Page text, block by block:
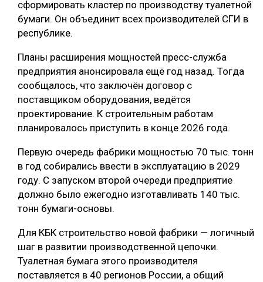
сформировать кластер по производству туалетной
бумаги. Он объединит всех производителей СГИ в
республике.
Планы расширения мощностей пресс-служба
предприятия анонсировала ещё год назад. Тогда
сообщалось, что заключён договор с
поставщиком оборудования, ведётся
проектирование. К строительным работам
планировалось приступить в конце 2026 года.
Первую очередь фабрики мощностью 70 тыс. тонн
в год собирались ввести в эксплуатацию в 2029
году. С запуском второй очереди предприятие
должно было ежегодно изготавливать 140 тыс.
тонн бумаги-основы.
Для КБК строительство новой фабрики — логичный
шаг в развитии производственной цепочки.
Туалетная бумага этого производителя
поставляется в 40 регионов России, а общий